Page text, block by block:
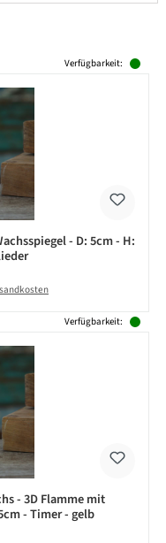
Verfügbarkeit:
- D: 5cm - H:
Verfügbarkeit:
- 3D Flamme mit
- Timer - gelb